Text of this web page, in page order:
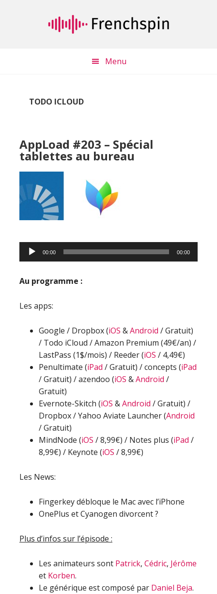
Menu
TODO ICLOUD
AppLoad #203 – Spécial
tablettes au bureau
Lecteur
audio
00:00 00:00
Au programme :
Les apps:
Google / Dropbox (iOS &Android / Gratuit)
/ Todo iCloud / Amazon Premium (49€/an) /
LastPass (1$/mois) / Reeder (iOS / 4,49€)
Penultimate (iPad / Gratuit) / concepts (iPad
/ Gratuit) / azendoo (iOS &Android /
Gratuit)
Evernote-Skitch (iOS &Android / Gratuit) /
Dropbox / Yahoo Aviate Launcher (Android
/ Gratuit)
MindNode (iOS / 8,99€) / Notes plus (iPad /
8,99€) / Keynote (iOS / 8,99€)
Les News:
Fingerkey débloque le Mac avec l’iPhone
OnePlus et Cyanogen divorcent ?
Plus d’infos sur l’épisode :
Les animateurs sont Patrick, Cédric, Jérôme
et Korben.
Le générique est composé par Daniel Beja.